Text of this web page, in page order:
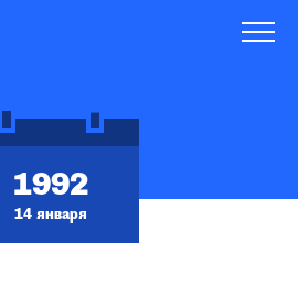
1992
14 января